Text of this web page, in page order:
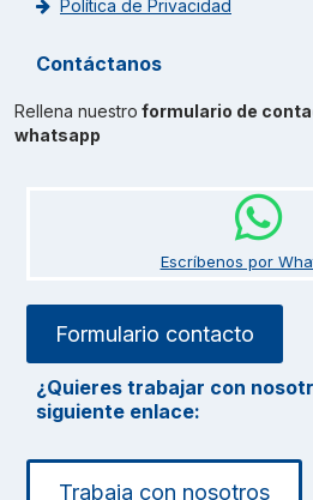
Política de Privacidad
Contáctanos
Rellena nuestro formulario de
whatsapp
Escríbenos por
Formulario contacto
¿Quieres trabajar con
siguiente enlace:
Trabaja con nosotros